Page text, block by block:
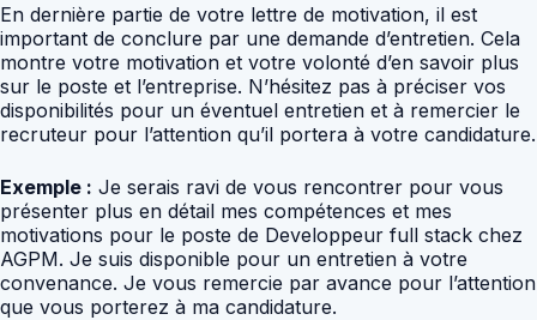
En dernière partie de votre lettre de motivation, il est
important de conclure par une demande d’entretien. Cela
montre votre motivation et votre volonté d’en savoir plus
sur le poste et l’entreprise. N’hésitez pas à préciser vos
disponibilités pour un éventuel entretien et à remercier le
recruteur pour l’attention qu’il portera à votre candidature.
Exemple : Je serais ravi de vous rencontrer pour vous
présenter plus en détail mes compétences et mes
motivations pour le poste de Developpeur full stack chez
AGPM. Je suis disponible pour un entretien à votre
convenance. Je vous remercie par avance pour l’attention
que vous porterez à ma candidature.